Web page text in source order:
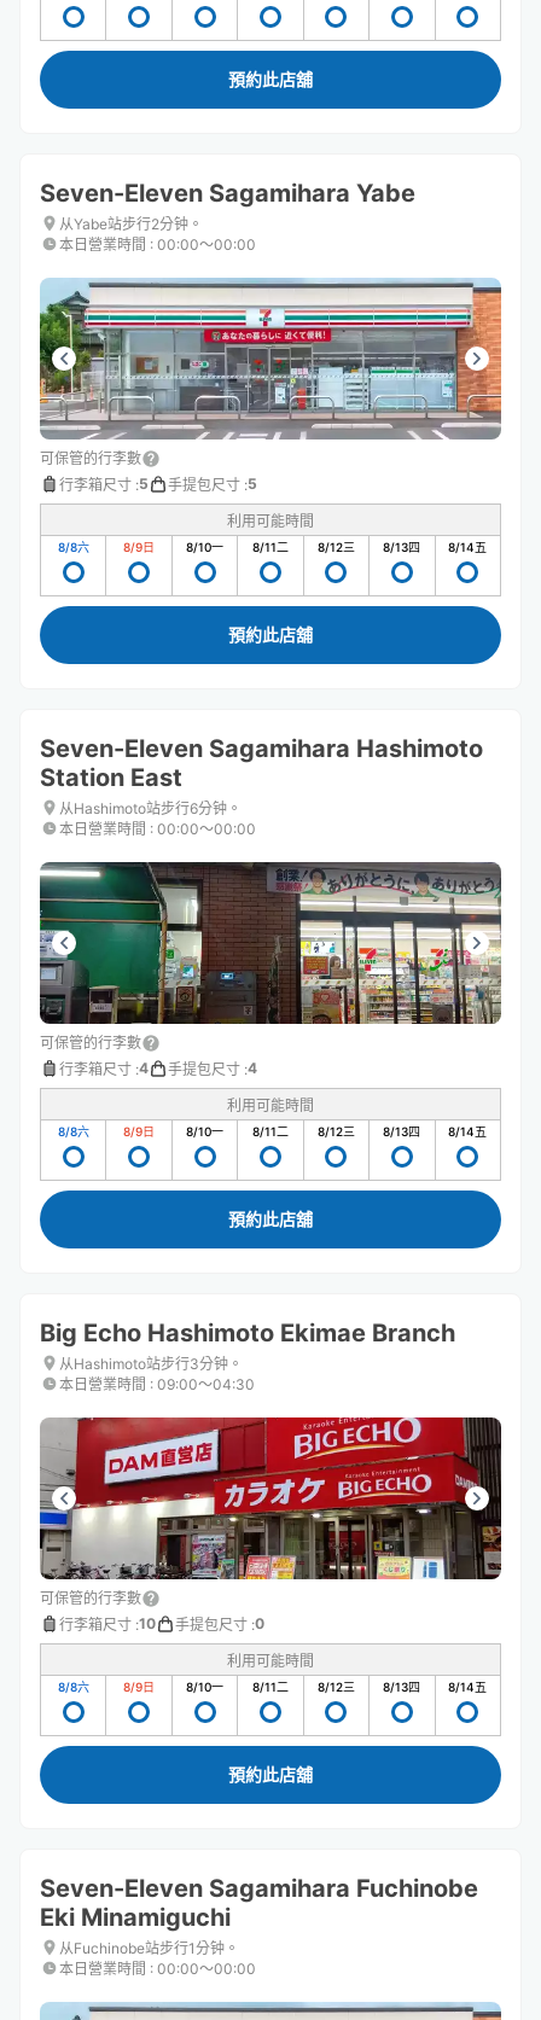
預約此店舖
Seven-Eleven Sagamihara Yabe
从Yabe站步行2分钟。
本日營業時間 : 00:00〜00:00
可保管的行李數
行李箱尺寸 :5 手提包尺寸 :5
利用可能時間
8/8六 8/9日 8/10一 8/11二 8/12三 8/13四 8/14五
預約此店舖
Seven-Eleven Sagamihara Hashimoto
Station East
从Hashimoto站步行6分钟。
本日營業時間 : 00:00〜00:00
可保管的行李數
行李箱尺寸 :4 手提包尺寸 :4
利用可能時間
8/8六 8/9日 8/10一 8/11二 8/12三 8/13四 8/14五
預約此店舖
Big Echo Hashimoto Ekimae Branch
从Hashimoto站步行3分钟。
本日營業時間 : 09:00〜04:30
可保管的行李數
行李箱尺寸 :10 手提包尺寸 :0
利用可能時間
8/8六 8/9日 8/10一 8/11二 8/12三 8/13四 8/14五
預約此店舖
Seven-Eleven Sagamihara Fuchinobe
Eki Minamiguchi
从Fuchinobe站步行1分钟。
本日營業時間 : 00:00〜00:00